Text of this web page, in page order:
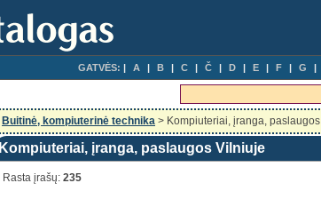
GATVĖS: A B C Č D E F G
Buitinė, kompiuterinė technika > Kompiuteriai, įranga, paslaugos
Kompiuteriai, įranga, paslaugos Vilniuje
Rasta įrašų: 235